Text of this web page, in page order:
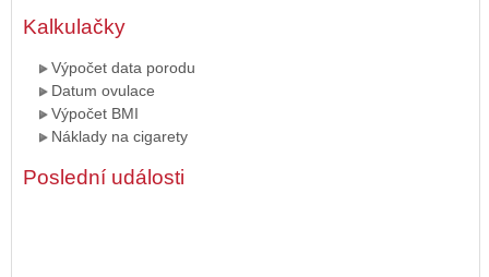
Kalkulačky
Výpočet data porodu
Datum ovulace
Výpočet BMI
Náklady na cigarety
Poslední události